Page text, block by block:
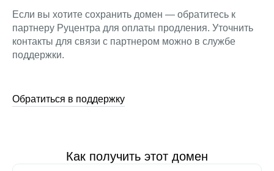
Если вы хотите сохранить домен — обратитесь к
партнеру Руцентра для оплаты продления. Уточнить
контакты для связи с партнером можно в службе
поддержки.
Обратиться в поддержку
Как получить этот домен